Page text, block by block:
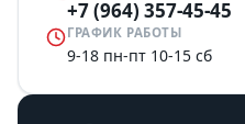
+7 (964) 357-45-45
ГРАФИК РАБОТЫ
9-18 пн-пт 10-15 сб